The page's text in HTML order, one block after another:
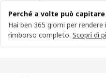
Perché a volte può
Hai ben 365 giorni per
rimborso completo. Scopri di